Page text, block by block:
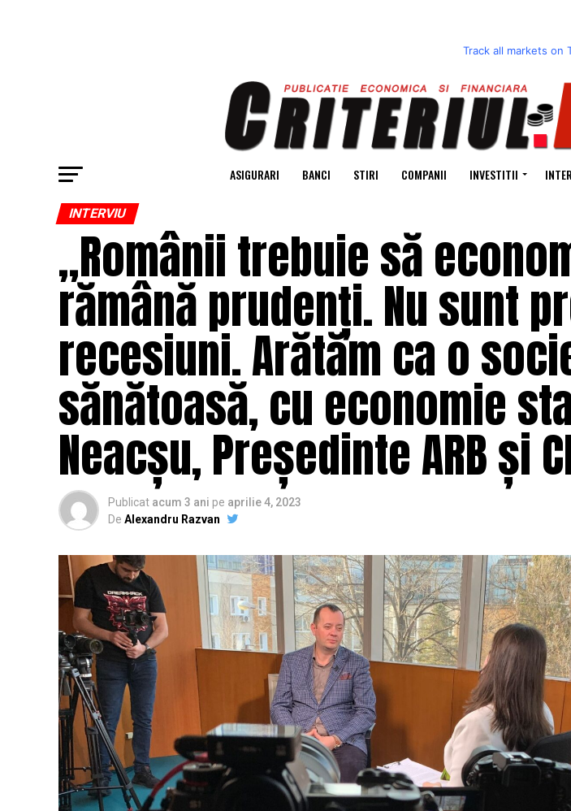
Track all markets on
ASIGURARI BANCI STIRI COMPANII INVESTITII
INTERVIU
„Românii trebuie să
rămână prudenți. Nu sunt
recesiuni. Arătăm ca o
sănătoasă, cu economie
Neacșu, Președinte ARB și
Publicat acum 3 ani pe aprilie 4, 2023
De Alexandru Razvan